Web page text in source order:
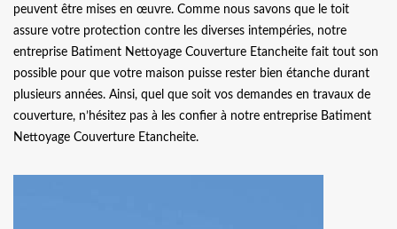
peuvent être mises en œuvre. Comme nous savons que le toit
assure votre protection contre les diverses intempéries, notre
entreprise Batiment Nettoyage Couverture Etancheite fait tout son
possible pour que votre maison puisse rester bien étanche durant
plusieurs années. Ainsi, quel que soit vos demandes en travaux de
couverture, n’hésitez pas à les confier à notre entreprise Batiment
Nettoyage Couverture Etancheite.